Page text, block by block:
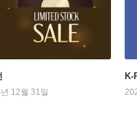
12월 31일
K-